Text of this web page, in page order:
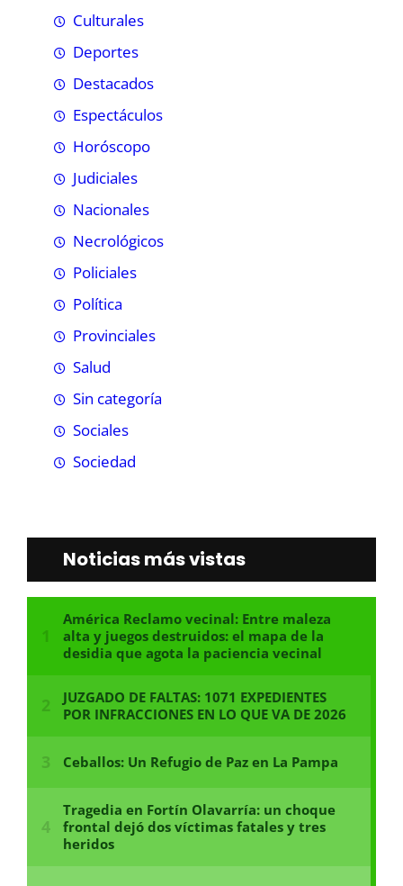
Culturales
Deportes
Destacados
Espectáculos
Horóscopo
Judiciales
Nacionales
Necrológicos
Policiales
Política
Provinciales
Salud
Sin categoría
Sociales
Sociedad
Noticias más vistas